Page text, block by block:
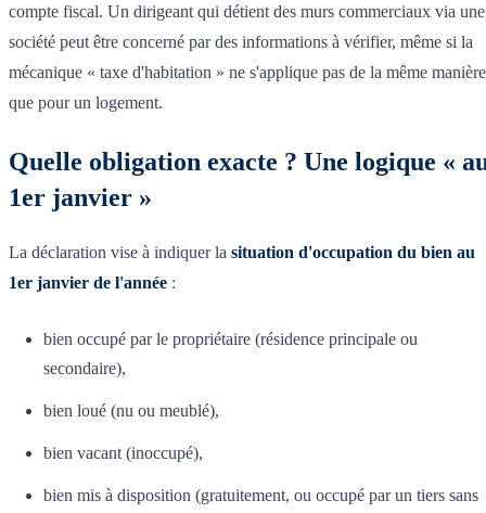
compte fiscal. Un dirigeant qui détient des murs commerciaux via une
société peut être concerné par des informations à vérifier, même si la
mécanique « taxe d'habitation » ne s'applique pas de la même manière
que pour un logement.
Quelle obligation exacte ? Une logique «
1er janvier »
La déclaration vise à indiquer la situation d'occupation du bien au
1er janvier de l'année :
bien occupé par le propriétaire (résidence principale ou
secondaire),
bien loué (nu ou meublé),
bien vacant (inoccupé),
bien mis à disposition (gratuitement, ou occupé par un tiers sans